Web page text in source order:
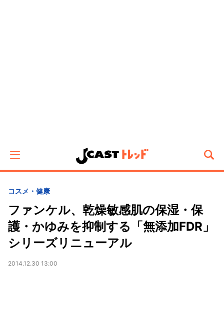
コスメ・健康
ファンケル、乾燥敏感肌の保湿・保
護・かゆみを抑制する「無添加FDR」
シリーズリニューアル
2014.12.30 13:00